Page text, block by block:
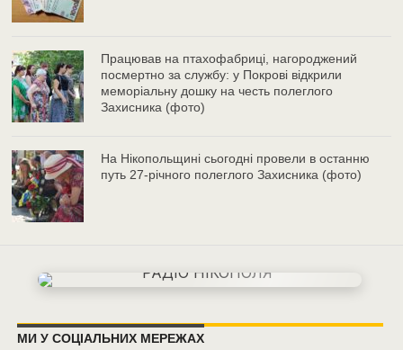
Працював на птахофабриці, нагороджений
посмертно за службу: у Покрові відкрили
меморіальну дошку на честь полеглого
Захисника (фото)
На Нікопольщині сьогодні провели в останню
путь 27-річного полеглого Захисника (фото)
МИ У СОЦІАЛЬНИХ МЕРЕЖАХ